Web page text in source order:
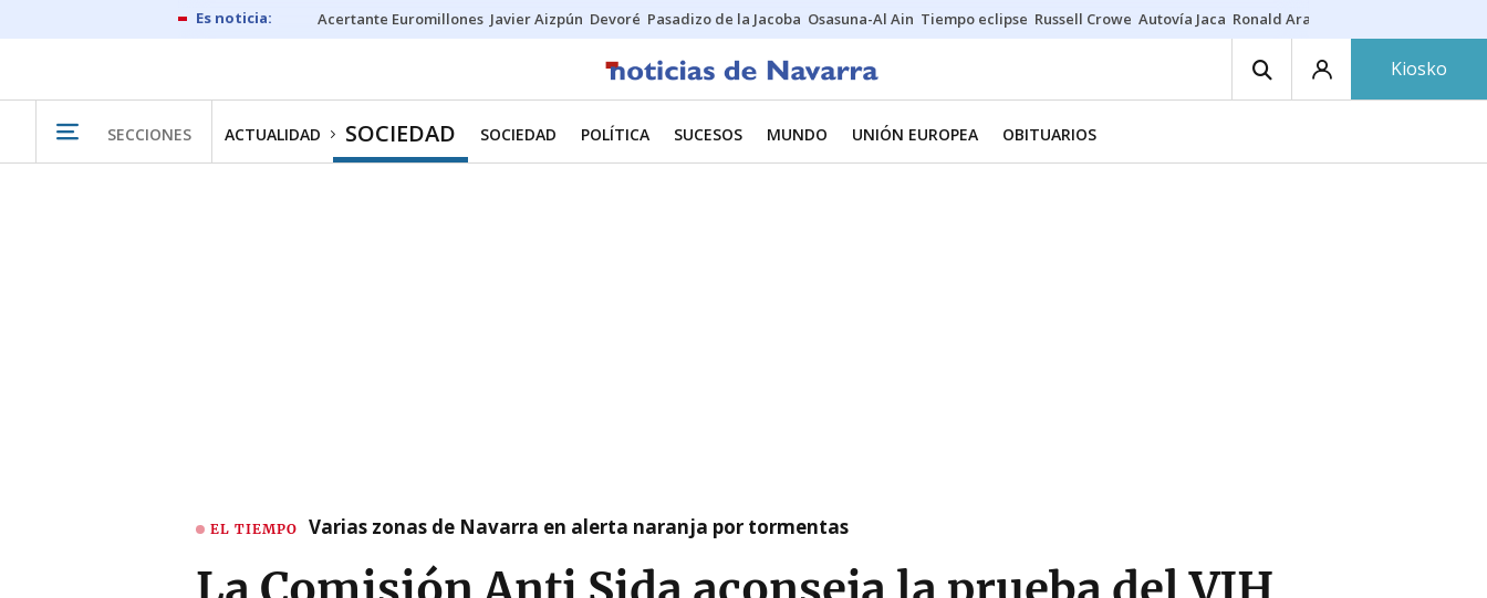
Acertante Euromillones Javier Aizpún Devoré Pasadizo de la Jacoba Osasuna-Al Ain Tiempo eclipse Russell Crowe Autovía Jaca Ronald Araújo
Kiosko
SECCIONES ACTUALIDAD SOCIEDAD SOCIEDAD POLÍTICA SUCESOS MUNDO UNIÓN EUROPEA OBITUARIOS
EL TIEMPO Varias zonas de Navarra en alerta naranja por tormentas